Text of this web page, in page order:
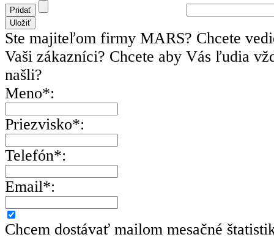
Ste majiteľom firmy MARS? Chcete
Vaši zákazníci? Chcete aby Vás ľudia
našli?
Meno*:
Priezvisko*:
Telefón*:
Email*:
Chcem dostávať mailom mesačné